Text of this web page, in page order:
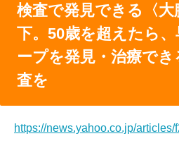
検査で発見できる〈
下。50歳を超えたら
ープを発見・治療で
査を
https://news.yahoo.co.jp/